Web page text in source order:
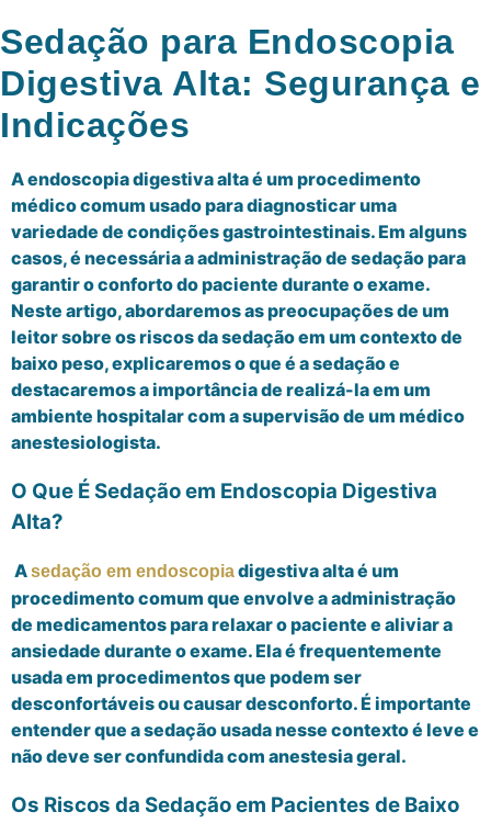
Sedação para Endoscopia
Digestiva Alta: Segurança e
Indicações
A endoscopia digestiva alta é um procedimento
médico comum usado para diagnosticar uma
variedade de condições gastrointestinais. Em alguns
casos, é necessária a administração de sedação para
garantir o conforto do paciente durante o exame.
Neste artigo, abordaremos as preocupações de um
leitor sobre os riscos da sedação em um contexto de
baixo peso, explicaremos o que é a sedação e
destacaremos a importância de realizá-la em um
ambiente hospitalar com a supervisão de um médico
anestesiologista.
O Que É Sedação em Endoscopia Digestiva
Alta?
Asedação em endoscopiadigestiva alta é um
procedimento comum que envolve a administração
de medicamentos para relaxar o paciente e aliviar a
ansiedade durante o exame. Ela é frequentemente
usada em procedimentos que podem ser
desconfortáveis ou causar desconforto. É importante
entender que a sedação usada nesse contexto é leve e
não deve ser confundida com anestesia geral.
Os Riscos da Sedação em Pacientes de Baixo